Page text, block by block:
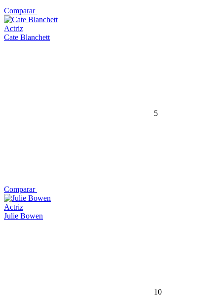
Comparar
Actriz
Cate Blanchett
5
Comparar
Actriz
Julie Bowen
10